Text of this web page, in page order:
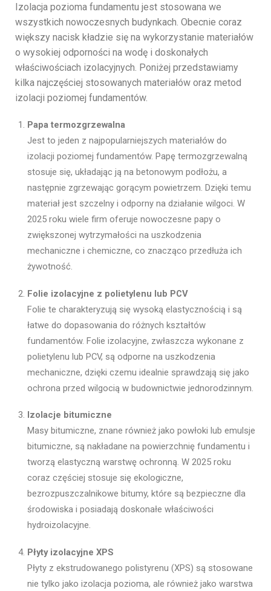
Izolacja pozioma fundamentu jest stosowana we
wszystkich nowoczesnych budynkach. Obecnie coraz
większy nacisk kładzie się na wykorzystanie materiałów
o wysokiej odporności na wodę i doskonałych
właściwościach izolacyjnych. Poniżej przedstawiamy
kilka najczęściej stosowanych materiałów oraz metod
izolacji poziomej fundamentów.
Papa termozgrzewalna
Jest to jeden z najpopularniejszych materiałów do
izolacji poziomej fundamentów. Papę termozgrzewalną
stosuje się, układając ją na betonowym podłożu, a
następnie zgrzewając gorącym powietrzem. Dzięki temu
materiał jest szczelny i odporny na działanie wilgoci. W
2025 roku wiele firm oferuje nowoczesne papy o
zwiększonej wytrzymałości na uszkodzenia
mechaniczne i chemiczne, co znacząco przedłuża ich
żywotność.
Folie izolacyjne z polietylenu lub PCV
Folie te charakteryzują się wysoką elastycznością i są
łatwe do dopasowania do różnych kształtów
fundamentów. Folie izolacyjne, zwłaszcza wykonane z
polietylenu lub PCV, są odporne na uszkodzenia
mechaniczne, dzięki czemu idealnie sprawdzają się jako
ochrona przed wilgocią w budownictwie jednorodzinnym.
Izolacje bitumiczne
Masy bitumiczne, znane również jako powłoki lub emulsje
bitumiczne, są nakładane na powierzchnię fundamentu i
tworzą elastyczną warstwę ochronną. W 2025 roku
coraz częściej stosuje się ekologiczne,
bezrozpuszczalnikowe bitumy, które są bezpieczne dla
środowiska i posiadają doskonałe właściwości
hydroizolacyjne.
Płyty izolacyjne XPS
Płyty z ekstrudowanego polistyrenu (XPS) są stosowane
nie tylko jako izolacja pozioma, ale również jako warstwa